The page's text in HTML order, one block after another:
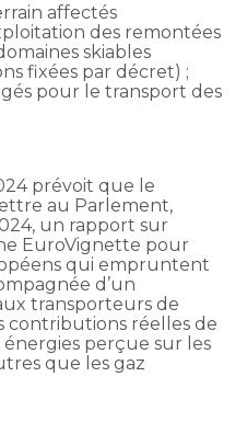
affectés
des remontées
skiables
fixées par décret) ;
pour le transport des
prévoit que le
au Parlement,
un rapport sur
EuroVignette pour
qui empruntent
d’un
transporteurs de
contributions réelles de
énergies perçue sur les
que les gaz